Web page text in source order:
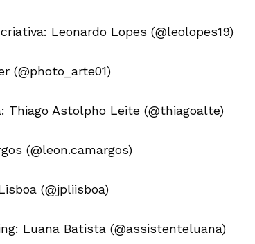
Leonardo Lopes (@leolopes19)
(@photo_arte01)
Thiago Astolpho Leite (@thiagoalte)
(@leon.camargos)
(@jpliisboa)
Luana Batista (@assistenteluana)